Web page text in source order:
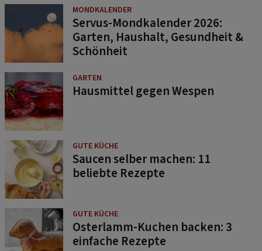
MONDKALENDER
Servus-Mondkalender 2026:
Garten, Haushalt, Gesundheit &
Schönheit
GARTEN
Hausmittel gegen Wespen
GUTE KÜCHE
Saucen selber machen: 11
beliebte Rezepte
GUTE KÜCHE
Osterlamm-Kuchen backen: 3
einfache Rezepte